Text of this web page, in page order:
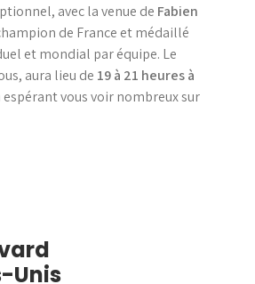
avec la venue de Fabien
de France et médaillé
et mondial par équipe. Le
aura lieu de 19 à 21 heures à
espérant vous voir nombreux sur
Unis